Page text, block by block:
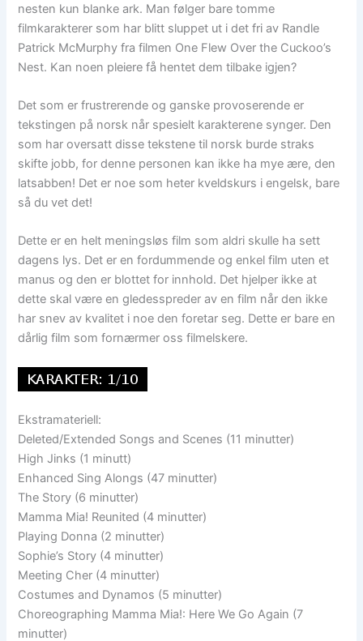
nesten kun blanke ark. Man følger bare tomme
filmkarakterer som har blitt sluppet ut i det fri av Randle
Patrick McMurphy fra filmen One Flew Over the Cuckoo’s
Nest. Kan noen pleiere få hentet dem tilbake igjen?
Det som er frustrerende og ganske provoserende er
tekstingen på norsk når spesielt karakterene synger. Den
som har oversatt disse tekstene til norsk burde straks
skifte jobb, for denne personen kan ikke ha mye ære, den
latsabben! Det er noe som heter kveldskurs i engelsk, bare
så du vet det!
Dette er en helt meningsløs film som aldri skulle ha sett
dagens lys. Det er en fordummende og enkel film uten et
manus og den er blottet for innhold. Det hjelper ikke at
dette skal være en gledesspreder av en film når den ikke
har snev av kvalitet i noe den foretar seg. Dette er bare en
dårlig film som fornærmer oss filmelskere.
Ekstramateriell:
Deleted/Extended Songs and Scenes (11 minutter)
High Jinks (1 minutt)
Enhanced Sing Alongs (47 minutter)
The Story (6 minutter)
Mamma Mia! Reunited (4 minutter)
Playing Donna (2 minutter)
Sophie’s Story (4 minutter)
Meeting Cher (4 minutter)
Costumes and Dynamos (5 minutter)
Choreographing Mamma Mia!: Here We Go Again (7
minutter)